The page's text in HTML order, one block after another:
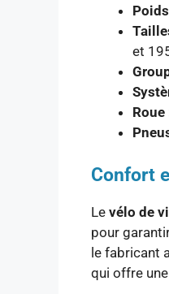
et
Roue
Confort
Le vélo de
pour
le fabricant
qui offre